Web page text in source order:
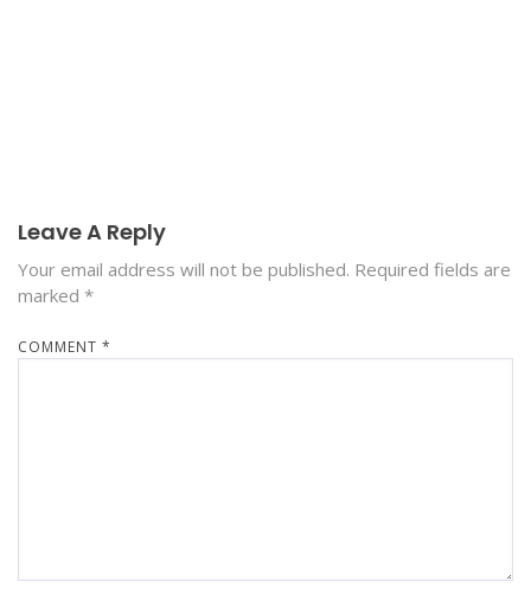
Leave A Reply
Your email address will not be published. Required fields are
marked *
COMMENT *